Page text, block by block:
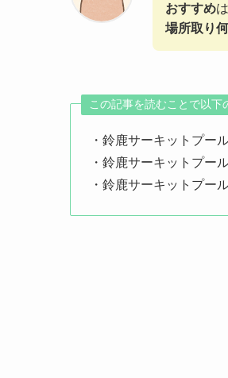
おすすめ
場所取り
この記事を読むことで以下
・鈴鹿サーキットプー
・鈴鹿サーキットプー
・鈴鹿サーキットプー